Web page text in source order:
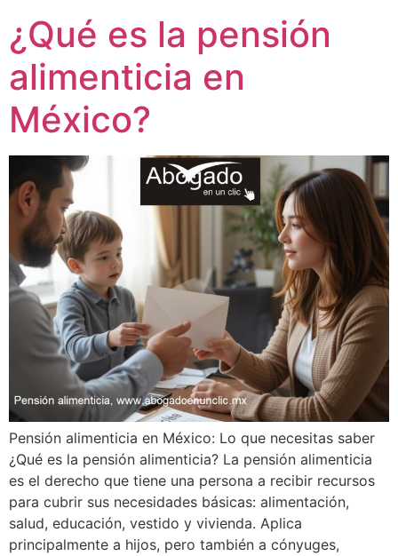
¿Qué es la pensión
alimenticia en
México?
Pensión alimenticia en México: Lo que necesitas saber
¿Qué es la pensión alimenticia? La pensión alimenticia
es el derecho que tiene una persona a recibir recursos
para cubrir sus necesidades básicas: alimentación,
salud, educación, vestido y vivienda. Aplica
principalmente a hijos, pero también a cónyuges,